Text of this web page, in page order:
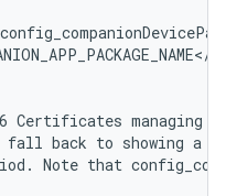
Certificates managing
fall back to showing a
Note that